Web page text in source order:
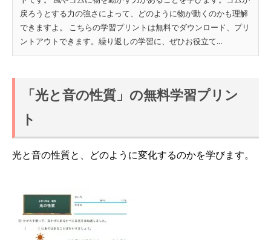
戻ろうとする力の強さによって、どのように物が動くのかも理解
できますよ。 こちらの学習プリントは無料でダウンロード、プリ
ントアウトできます。繰り返しの学習に、ぜひお役立て...
「光と音の性質」の無料学習プリン
ト
光と音の性質と、どのように変化するのかを学びます。